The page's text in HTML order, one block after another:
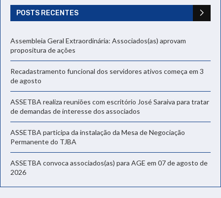
POSTS RECENTES
Assembleia Geral Extraordinária: Associados(as) aprovam
propositura de ações
Recadastramento funcional dos servidores ativos começa em 3
de agosto
ASSETBA realiza reuniões com escritório José Saraiva para tratar
de demandas de interesse dos associados
ASSETBA participa da instalação da Mesa de Negociação
Permanente do TJBA
ASSETBA convoca associados(as) para AGE em 07 de agosto de
2026